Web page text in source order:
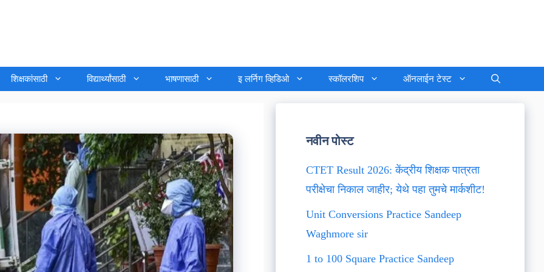
शिक्षकांसाठी विद्यार्थ्यांसाठी भाषणासाठी इ लर्निग व्हिडिओ स्कॉलरशिप ऑनलाईन टेस्ट
नवीन पोस्ट
CTET Result 2026: केंद्रीय शिक्षक पात्रता
परीक्षेचा निकाल जाहीर; येथे पहा तुमचे मार्कशीट!
Unit Conversions Practice Sandeep
Waghmore sir
1 to 100 Square Practice Sandeep